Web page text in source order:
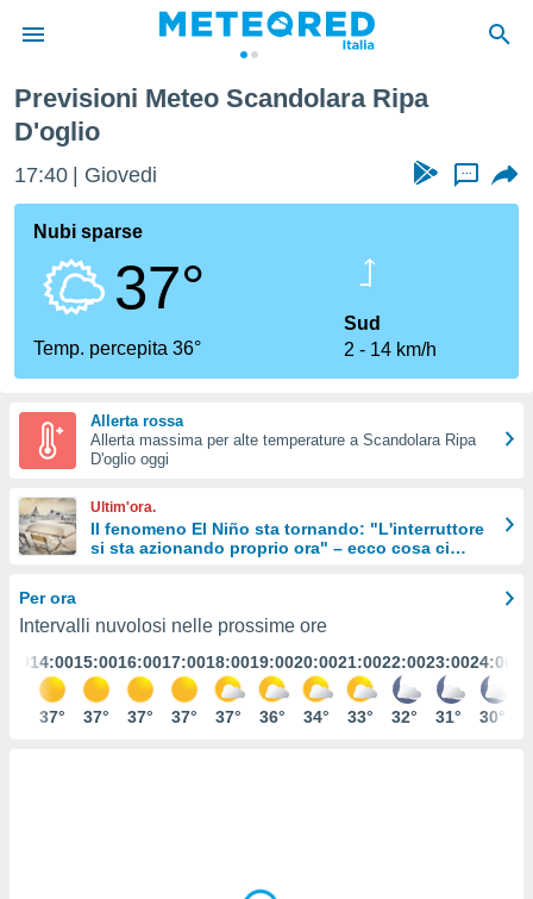
di
per
di
le
ACCETTA
Previsioni Meteo Scandolara Ripa
D'oglio
17:40 Giovedi ...
Nubi sparse
37°
Temp. percepita 36°
Sud
2
14 km/h
Allerta rossa
Allerta massima per alte temperature a Scandolara Ripa
D'oglio oggi
Ultim'ora.
Il fenomeno El Niño sta tornando: "L'interruttore
si sta azionando proprio ora" – ecco cosa ci
Per ora
Intervalli nuvolosi nelle prossime ore
14:00
37°
15:00
37°
16:00
37°
17:00
37°
18:00
37°
19:00
36°
20:00
34°
21:00
33°
22:00
32°
23:00
31°
24:00
30°